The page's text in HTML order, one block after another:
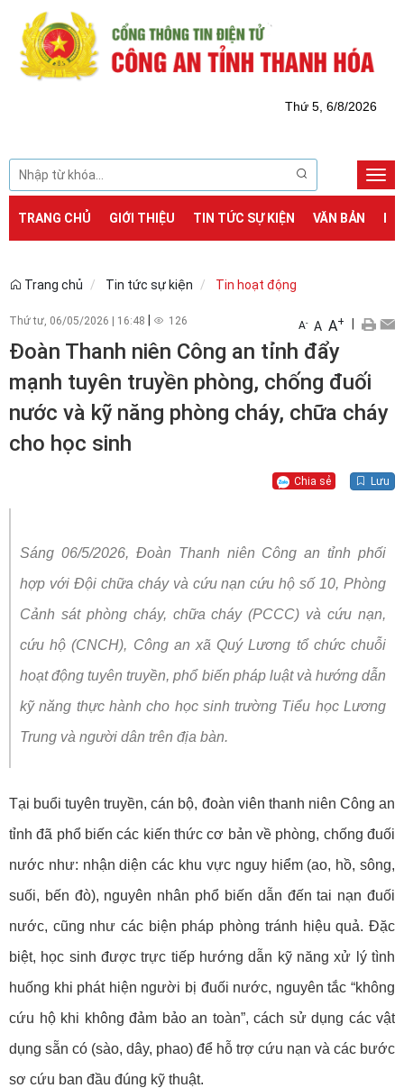
Thứ 5, 6/8/2026
TRANG CHỦ GIỚI THIỆU TIN TỨC SỰ KIỆN VĂN BẢN
Trang chủ Tin tức sự kiện Tin hoạt động
Thứ tư, 06/05/2026 | 16:48 126 A- A A+
Đoàn Thanh niên Công an tỉnh đẩy
mạnh tuyên truyền phòng, chống đuối
nước và kỹ năng phòng cháy, chữa cháy
cho học sinh
Chia sẻ Lưu
Sáng 06/5/2026, Đoàn Thanh niên Công an tỉnh phối
hợp với Đội chữa cháy và cứu nạn cứu hộ số 10, Phòng
Cảnh sát phòng cháy, chữa cháy (PCCC) và cứu nạn,
cứu hộ (CNCH), Công an xã Quý Lương tổ chức chuỗi
hoạt động tuyên truyền, phổ biến pháp luật và hướng dẫn
kỹ năng thực hành cho học sinh trường Tiểu học Lương
Trung và người dân trên địa bàn.
Tại buổi tuyên truyền, cán bộ, đoàn viên thanh niên Công an
tỉnh đã phổ biến các kiến thức cơ bản về phòng, chống đuối
nước như: nhận diện các khu vực nguy hiểm (ao, hồ, sông,
suối, bến đò), nguyên nhân phổ biến dẫn đến tai nạn đuối
nước, cũng như các biện pháp phòng tránh hiệu quả. Đặc
biệt, học sinh được trực tiếp hướng dẫn kỹ năng xử lý tình
huống khi phát hiện người bị đuối nước, nguyên tắc “không
cứu hộ khi không đảm bảo an toàn”, cách sử dụng các vật
dụng sẵn có (sào, dây, phao) để hỗ trợ cứu nạn và các bước
sơ cứu ban đầu đúng kỹ thuật.